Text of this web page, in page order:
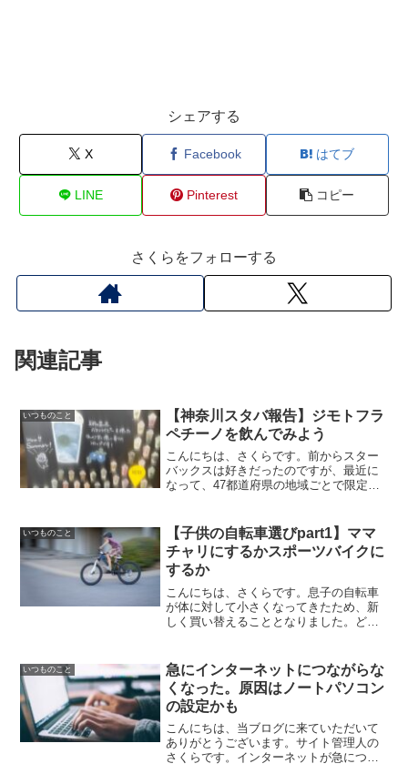
シェアする
X Facebook はてブ
LINE Pinterest コピー
さくらをフォローする
関連記事
いつものこと
【神奈川スタバ報告】ジモトフラ
ペチーノを飲んでみよう
こんにちは、さくらです。前からスター
バックスは好きだったのですが、最近に
なって、47都道府県の地域ごとで限定の
でみました。それではJIMOTO
Frappuccino(ReadMore...
いつものこと
【子供の自転車選びpart1】ママ
チャリにするかスポーツバイクに
するか
こんにちは、さくらです。息子の自転車
が体に対して小さくなってきたため、新
しく買い替えることとなりました。どの
ていこうと思います。私の自転車を選ん
だ話はこちらです↓それでReadMore...
いつものこと
急にインターネットにつながらな
くなった。原因はノートパソコン
の設定かも
こんにちは、当ブログに来ていただいて
ありがとうございます。サイト管理人の
さくらです。インターネットが急につな